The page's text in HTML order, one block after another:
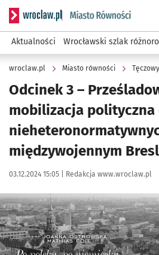
Serwis informacyjny wroclaw.pl
Aktualności Wrocławski szlak
wroclaw.pl Miasto równości
Odcinek 3 –
mobilizacja polityczna
międzywojennym
Data publikacji:
03.12.2024 15:05 | Autor:
Redakcja www.wroclaw.pl
Kliknij, aby powiększyć